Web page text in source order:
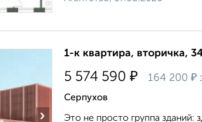
›
1-к квартира, вторичка,
5 574 590 ₽ 164 200 ₽
Серпухов
Это не просто группа зданий: